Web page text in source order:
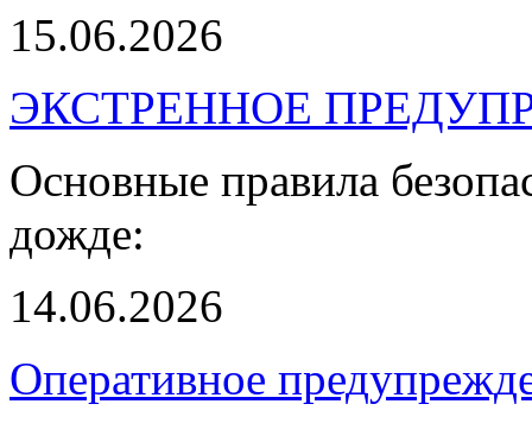
15.06.2026
ЭКСТРЕННОЕ
Основные правила
дожде:
14.06.2026
Оперативное